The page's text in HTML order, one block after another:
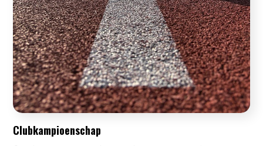
Clubkampioenschap